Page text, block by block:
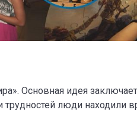
Основная идея
трудностей люди находили